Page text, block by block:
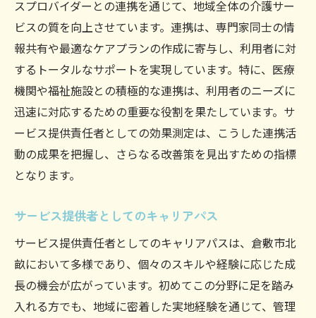
スプロバイダーとの連携を通じて、地域全体の介護サー
ビスの質を向上させています。連携は、専門家同士の情
報共有や最適なケアプランの作成に寄与し、利用者に対
するトータルなサポートを実現しています。特に、医療
機関や福祉施設との積極的な連携は、利用者のニーズに
迅速に対応するための重要な役割を果たしています。サ
ービス提供責任者としての効果測定は、こうした連携活
動の成果を把握し、さらなる改善策を見出すための指標
となります。
サービス提供者としてのキャリアパス
サービス提供責任者としてのキャリアパスは、倉敷市北
畝において多様であり、個々のスキルや経験に応じた成
長の機会が広がっています。初めてこの分野に足を踏み
入れる方でも、地域に密着した実地経験を通じて、管理